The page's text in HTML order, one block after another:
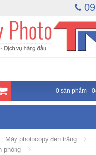
0 sản phẩm -
Máy photocopy đen trắng
phòng